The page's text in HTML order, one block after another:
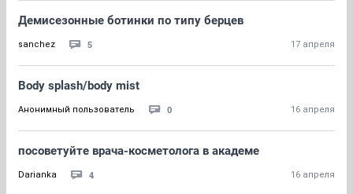
Демисезонные ботинки по типу берцев
sanchez 5 17 апреля
Body splash/body mist
Анонимный пользователь 0 16 апреля
посоветуйте врача-косметолога в академе
Darianka 4 16 апреля